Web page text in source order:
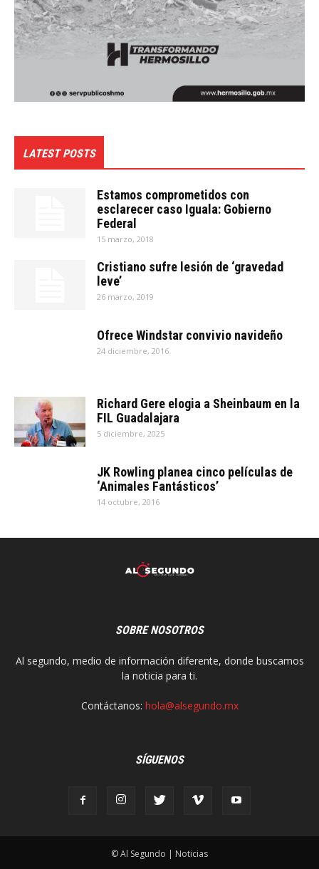
LATEST POSTS
Estamos comprometidos con
esclarecer caso Iguala: Gobierno
Federal
15 marzo, 2018
Cristiano sufre lesión de ‘gravedad
leve’
26 marzo, 2019
Ofrece Windstar convivio navideño
24 diciembre, 2016
Richard Gere elogia a Sheinbaum en la
FIL Guadalajara
5 diciembre, 2025
JK Rowling planea cinco películas de
‘Animales Fantásticos’
14 octubre, 2016
SOBRE NOSOTROS
Al segundo, medio de información diferente, donde buscamos
la noticia para ti.
Contáctanos: hola@alsegundo.mx
SÍGUENOS
© Al Segundo | Noticias